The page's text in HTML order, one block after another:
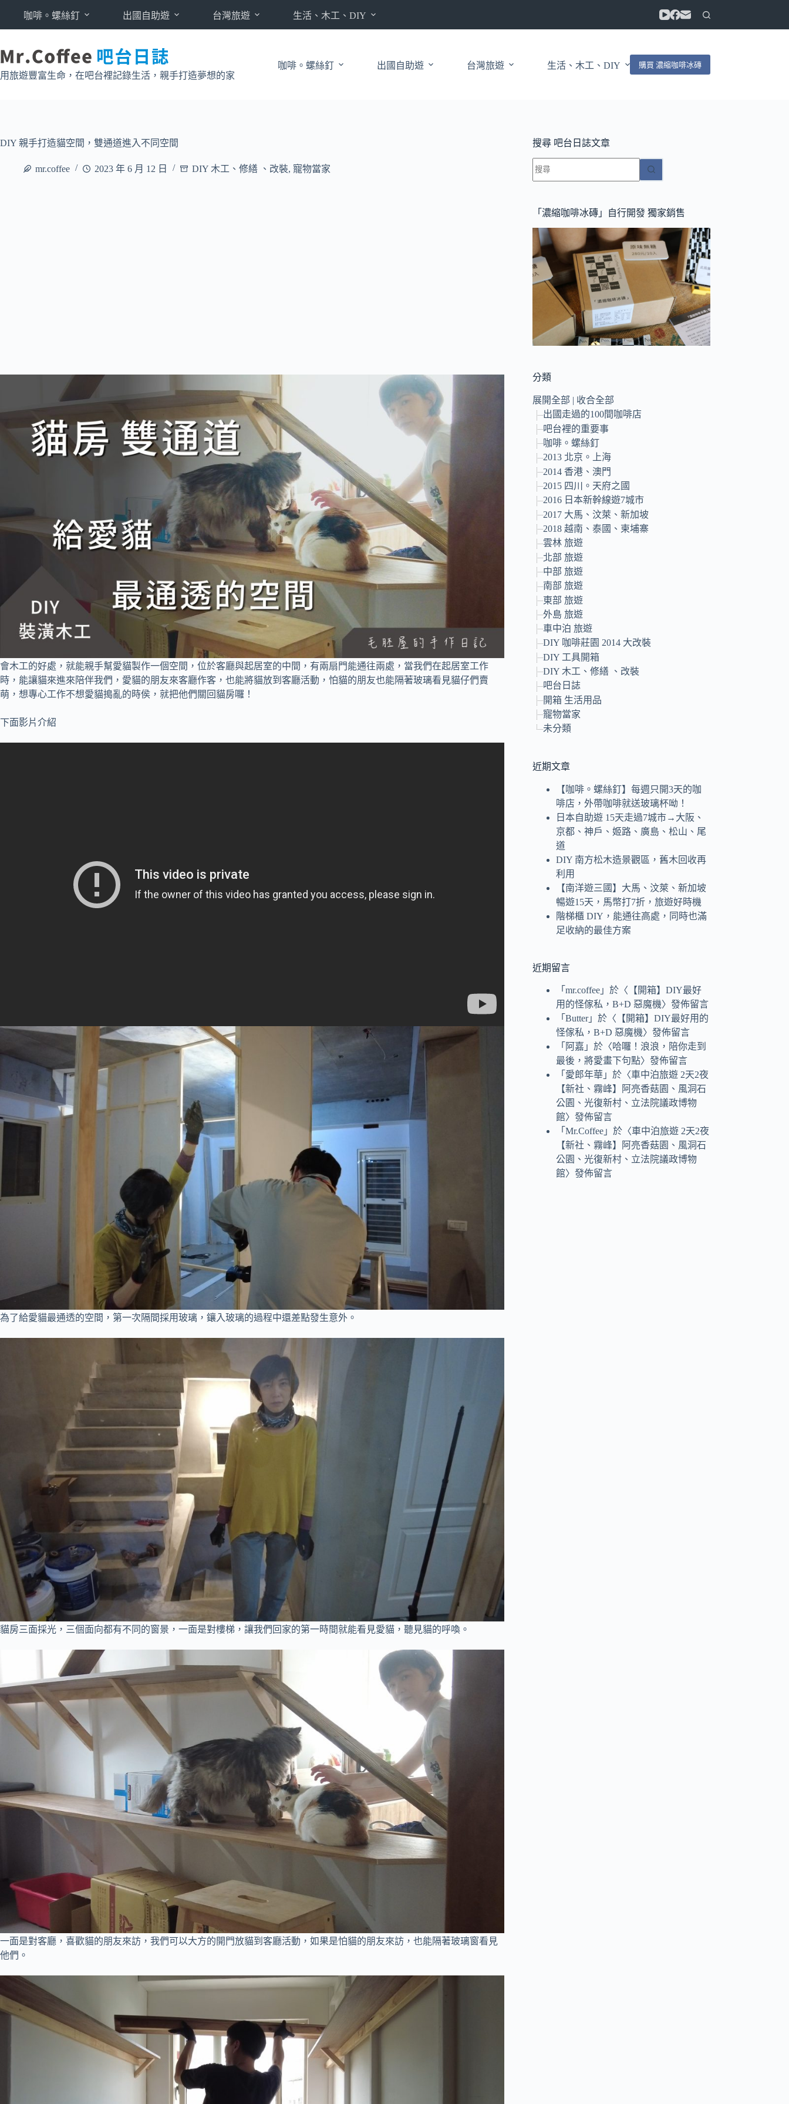
要
內
容
咖啡。螺絲釘 出國自助遊 台灣旅遊 生活、木工、DIY
用旅遊豐富生命，在吧台裡記錄生活，親手打造夢想的家
咖啡。螺絲釘 出國自助遊 台灣旅遊 生活、木工、DIY 購買 濃縮咖啡冰磚
DIY 親手打造貓空間，雙通道進入不同空間
mr.coffee 2023 年 6 月 12 日 DIY 木工、修繕 、改裝, 寵物當家
會木工的好處，就能親手幫愛貓製作一個空間，位於客廳與起居室的中間，有兩扇門能通往兩處，當我們在起居室工作
時，能讓貓來進來陪伴我們，愛貓的朋友來客廳作客，也能將貓放到客廳活動，怕貓的朋友也能隔著玻璃看見貓仔們賣
萌，想專心工作不想愛貓搗亂的時侯，就把他們關回貓房囉！
下面影片介紹
為了給愛貓最通透的空間，第一次隔間採用玻璃，鑲入玻璃的過程中還差點發生意外。
貓房三面採光，三個面向都有不同的窗景，一面是對樓梯，讓我們回家的第一時間就能看見愛貓，聽見貓的呼喚。
一面是對客廳，喜歡貓的朋友來訪，我們可以大方的開門放貓到客廳活動，如果是怕貓的朋友來訪，也能隔著玻璃窗看見
他們。
搜尋 吧台日誌文章
找
不
符
條
件
的
結
「濃縮咖啡冰磚」自行開發 獨家銷售
分類
展開全部 | 收合全部
出國走過的100間咖啡店
吧台裡的重要事
咖啡。螺絲釘
2013 北京。上海
2014 香港、澳門
2015 四川。天府之國
2016 日本新幹線遊7城市
2017 大馬、汶萊、新加坡
2018 越南、泰國、柬埔寨
雲林 旅遊
北部 旅遊
中部 旅遊
南部 旅遊
東部 旅遊
外島 旅遊
車中泊 旅遊
DIY 咖啡莊園 2014 大改裝
DIY 工具開箱
DIY 木工、修繕 、改裝
吧台日誌
開箱 生活用品
寵物當家
未分類
近期文章
【咖啡。螺絲釘】每週只開3天的咖
啡店，外帶咖啡就送玻璃杯呦！
日本自助遊 15天走過7城市→大阪、
京都、神戶、姬路、廣島、松山、尾
道
DIY 南方松木造景觀區，舊木回收再
利用
【南洋遊三國】大馬、汶萊、新加坡
暢遊15天，馬幣打7折，旅遊好時機
階梯櫃 DIY，能通往高處，同時也滿
足收納的最佳方案
近期留言
「mr.coffee 」於〈 【開箱】DIY最好
用的怪傢私，B+D 惡魔機〉發佈留言
「Butter」於〈 【開箱】DIY最好用的
怪傢私，B+D 惡魔機〉發佈留言
「 阿嘉 」於〈哈囉！浪浪，陪你走到
最後，將愛畫下句點〉發佈留言
「 愛郎年華 」於〈車中泊旅遊 2天2夜
【新社、霧峰】阿亮香菇園、風洞石
公園、光復新村、立法院議政博物
館〉發佈留言
「Mr.Coffee 」於〈車中泊旅遊 2天2夜
【新社、霧峰】阿亮香菇園、風洞石
公園、光復新村、立法院議政博物
館〉發佈留言